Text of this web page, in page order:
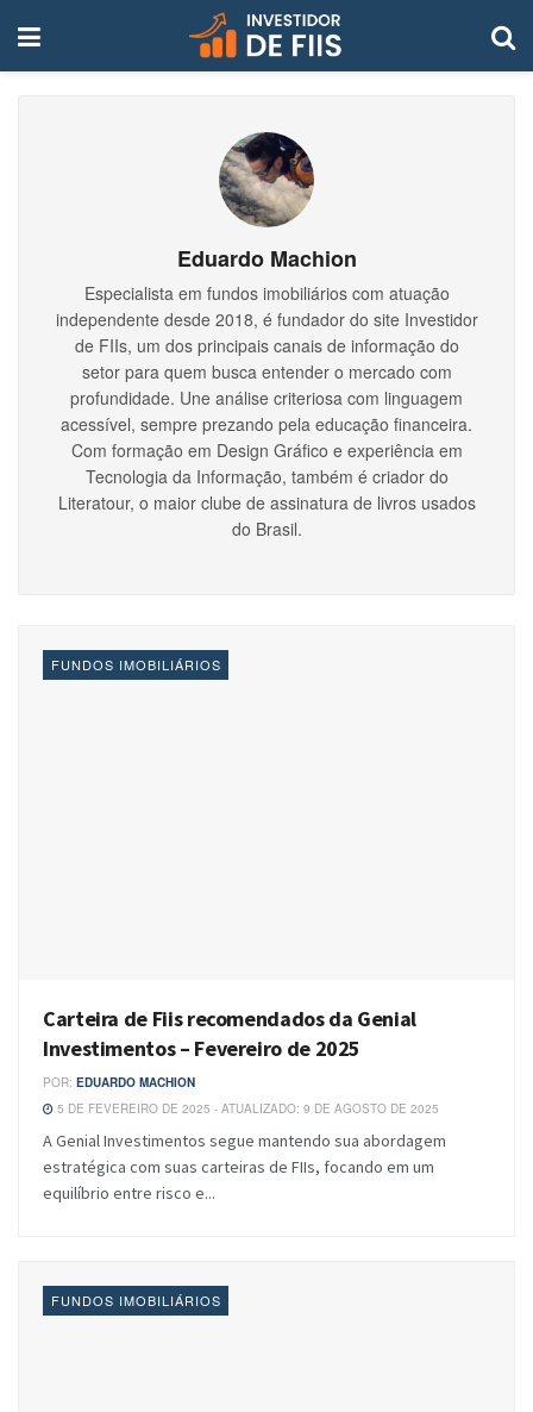
Eduardo Machion
Especialista em fundos imobiliários com atuação
independente desde 2018, é fundador do site Investidor
de FIIs, um dos principais canais de informação do
setor para quem busca entender o mercado com
profundidade. Une análise criteriosa com linguagem
acessível, sempre prezando pela educação financeira.
Com formação em Design Gráfico e experiência em
Tecnologia da Informação, também é criador do
Literatour, o maior clube de assinatura de livros usados
do Brasil.
FUNDOS IMOBILIÁRIOS
Carteira de Fiis recomendados da Genial
Investimentos – Fevereiro de 2025
POR: EDUARDO MACHION
5 DE FEVEREIRO DE 2025 - ATUALIZADO: 9 DE AGOSTO DE 2025
A Genial Investimentos segue mantendo sua abordagem
estratégica com suas carteiras de FIIs, focando em um
equilíbrio entre risco e...
FUNDOS IMOBILIÁRIOS